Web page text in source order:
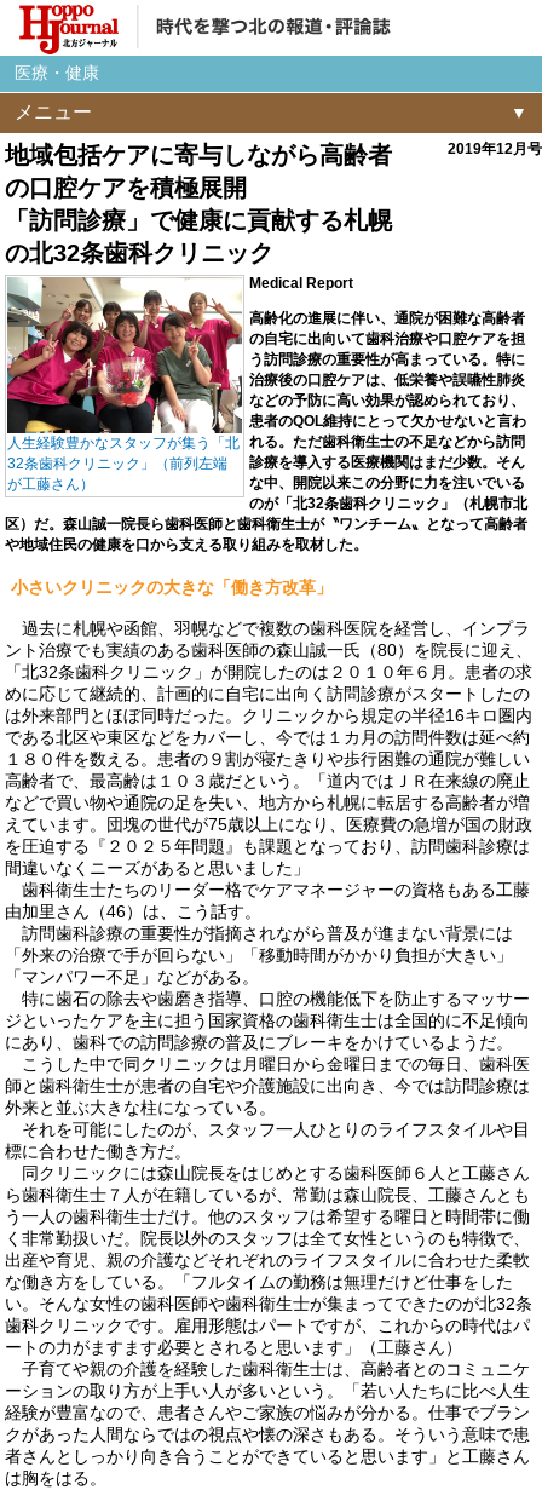
医療・健康
メニュー
地域包括ケアに寄与しながら高齢者
の口腔ケアを積極展開
「訪問診療」で健康に貢献する札幌
の北32条歯科クリニック
2019年12月号
人生経験豊かなスタッフが集う「北
32条歯科クリニック」（前列左端
が工藤さん）
Medical Report
高齢化の進展に伴い、通院が困難な高齢者
の自宅に出向いて歯科治療や口腔ケアを担
う訪問診療の重要性が高まっている。特に
治療後の口腔ケアは、低栄養や誤嚥性肺炎
などの予防に高い効果が認められており、
患者のQOL維持にとって欠かせないと言わ
れる。ただ歯科衛生士の不足などから訪問
診療を導入する医療機関はまだ少数。そん
な中、開院以来この分野に力を注いでいる
のが「北32条歯科クリニック」（札幌市北
区）だ。森山誠一院長ら歯科医師と歯科衛生士が〝ワンチーム〟となって高齢者
や地域住民の健康を口から支える取り組みを取材した。
小さいクリニックの大きな「働き方改革」
過去に札幌や函館、羽幌などで複数の歯科医院を経営し、インプラ
ント治療でも実績のある歯科医師の森山誠一氏（80）を院長に迎え、
「北32条歯科クリニック」が開院したのは２０１０年６月。患者の求
めに応じて継続的、計画的に自宅に出向く訪問診療がスタートしたの
は外来部門とほぼ同時だった。クリニックから規定の半径16キロ圏内
である北区や東区などをカバーし、今では１カ月の訪問件数は延べ約
１８０件を数える。患者の９割が寝たきりや歩行困難の通院が難しい
高齢者で、最高齢は１０３歳だという。「道内ではＪＲ在来線の廃止
などで買い物や通院の足を失い、地方から札幌に転居する高齢者が増
えています。団塊の世代が75歳以上になり、医療費の急増が国の財政
を圧迫する『２０２５年問題』も課題となっており、訪問歯科診療は
間違いなくニーズがあると思いました」
歯科衛生士たちのリーダー格でケアマネージャーの資格もある工藤
由加里さん（46）は、こう話す。
訪問歯科診療の重要性が指摘されながら普及が進まない背景には
「外来の治療で手が回らない」「移動時間がかかり負担が大きい」
「マンパワー不足」などがある。
特に歯石の除去や歯磨き指導、口腔の機能低下を防止するマッサー
ジといったケアを主に担う国家資格の歯科衛生士は全国的に不足傾向
にあり、歯科での訪問診療の普及にブレーキをかけているようだ。
こうした中で同クリニックは月曜日から金曜日までの毎日、歯科医
師と歯科衛生士が患者の自宅や介護施設に出向き、今では訪問診療は
外来と並ぶ大きな柱になっている。
それを可能にしたのが、スタッフ一人ひとりのライフスタイルや目
標に合わせた働き方だ。
同クリニックには森山院長をはじめとする歯科医師６人と工藤さん
ら歯科衛生士７人が在籍しているが、常勤は森山院長、工藤さんとも
う一人の歯科衛生士だけ。他のスタッフは希望する曜日と時間帯に働
く非常勤扱いだ。院長以外のスタッフは全て女性というのも特徴で、
出産や育児、親の介護などそれぞれのライフスタイルに合わせた柔軟
な働き方をしている。「フルタイムの勤務は無理だけど仕事をした
い。そんな女性の歯科医師や歯科衛生士が集まってできたのが北32条
歯科クリニックです。雇用形態はパートですが、これからの時代はパ
ートの力がますます必要とされると思います」（工藤さん）
子育てや親の介護を経験した歯科衛生士は、高齢者とのコミュニケ
ーションの取り方が上手い人が多いという。「若い人たちに比べ人生
経験が豊富なので、患者さんやご家族の悩みが分かる。仕事でブラン
クがあった人間ならではの視点や懐の深さもある。そういう意味で患
者さんとしっかり向き合うことができていると思います」と工藤さん
は胸をはる。